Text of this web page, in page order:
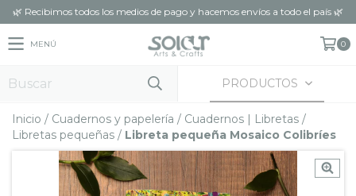
🌿 Recibimos todos los medios de pago y hacemos envíos a todo el país 🌿
MENÚ 0
PRODUCTOS
Inicio / Cuadernos y papelería / Cuadernos | Libretas /
Libretas pequeñas / Libreta pequeña Mosaico Colibríes